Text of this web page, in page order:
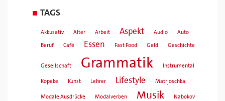
TAGS
Akkusativ Alter Arbeit Aspekt Audio
Auto
Beruf
Café Essen Fast Food Geld Geschichte
Gesellschaft Grammatik Instrumental
Kopeke Kunst Lehrer Lifestyle Matrjoschka
Modale Ausdrücke Modalverben Musik Nabokov